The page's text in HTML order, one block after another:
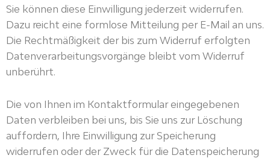
Sie können diese Einwilligung jederzeit widerrufen.
Dazu reicht eine formlose Mitteilung per E-Mail an uns.
Die Rechtmäßigkeit der bis zum Widerruf erfolgten
Datenverarbeitungsvorgänge bleibt vom Widerruf
unberührt.
Die von Ihnen im Kontaktformular eingegebenen
Daten verbleiben bei uns, bis Sie uns zur Löschung
auffordern, Ihre Einwilligung zur Speicherung
widerrufen oder der Zweck für die Datenspeicherung